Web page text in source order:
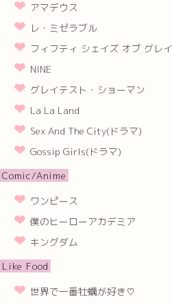
アマデウス
レ・ミゼラブル
フィフティ シェイズ オブ グレイ
NINE
グレイテスト・ショーマン
La La Land
Sex And The City(ドラマ)
Gossip Girls(ドラマ)
Comic/Anime
ワンピース
僕のヒーローアカデミア
キングダム
Like Food
世界で一番牡蠣が好き♡